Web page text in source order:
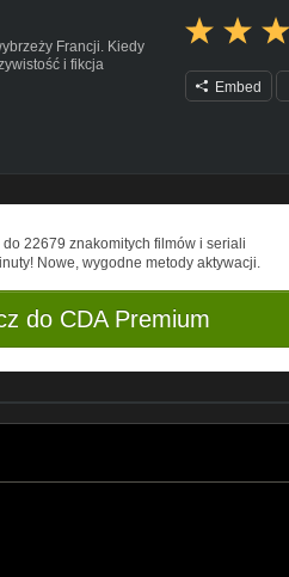
Francji. Kiedy
i fikcja
Embed
do 22679 znakomitych filmów i seriali
Nowe, wygodne metody aktywacji.
do CDA Premium